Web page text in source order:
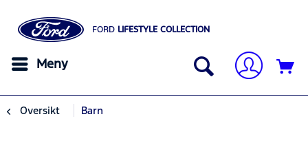
FORD LIFESTYLE COLLECTION
Meny
Oversikt Barn